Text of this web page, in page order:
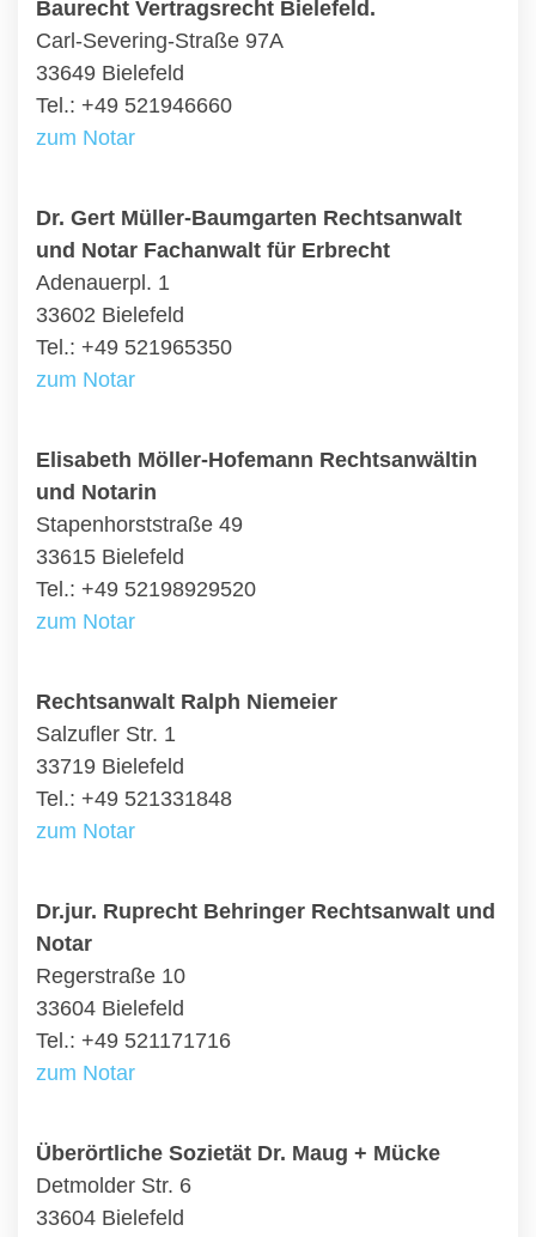
Baurecht Vertragsrecht Bielefeld.
Carl-Severing-Straße 97A
33649 Bielefeld
Tel.: +49 521946660
zum Notar
Dr. Gert Müller-Baumgarten Rechtsanwalt
und Notar Fachanwalt für Erbrecht
Adenauerpl. 1
33602 Bielefeld
Tel.: +49 521965350
zum Notar
Elisabeth Möller-Hofemann Rechtsanwältin
und Notarin
Stapenhorststraße 49
33615 Bielefeld
Tel.: +49 52198929520
zum Notar
Rechtsanwalt Ralph Niemeier
Salzufler Str. 1
33719 Bielefeld
Tel.: +49 521331848
zum Notar
Dr.jur. Ruprecht Behringer Rechtsanwalt und
Notar
Regerstraße 10
33604 Bielefeld
Tel.: +49 521171716
zum Notar
Überörtliche Sozietät Dr. Maug + Mücke
Detmolder Str. 6
33604 Bielefeld